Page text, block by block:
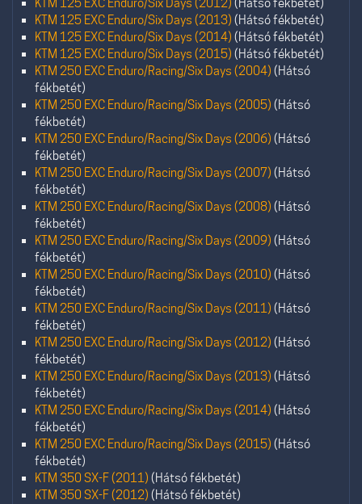
KTM 125 EXC Enduro/Six Days (2013) (Hátsó fékbetét)
KTM 125 EXC Enduro/Six Days (2014) (Hátsó fékbetét)
KTM 125 EXC Enduro/Six Days (2015) (Hátsó fékbetét)
KTM 250 EXC Enduro/Racing/Six Days (2004) (Hátsó
fékbetét)
KTM 250 EXC Enduro/Racing/Six Days (2005) (Hátsó
fékbetét)
KTM 250 EXC Enduro/Racing/Six Days (2006) (Hátsó
fékbetét)
KTM 250 EXC Enduro/Racing/Six Days (2007) (Hátsó
fékbetét)
KTM 250 EXC Enduro/Racing/Six Days (2008) (Hátsó
fékbetét)
KTM 250 EXC Enduro/Racing/Six Days (2009) (Hátsó
fékbetét)
KTM 250 EXC Enduro/Racing/Six Days (2010) (Hátsó
fékbetét)
KTM 250 EXC Enduro/Racing/Six Days (2011) (Hátsó
fékbetét)
KTM 250 EXC Enduro/Racing/Six Days (2012) (Hátsó
fékbetét)
KTM 250 EXC Enduro/Racing/Six Days (2013) (Hátsó
fékbetét)
KTM 250 EXC Enduro/Racing/Six Days (2014) (Hátsó
fékbetét)
KTM 250 EXC Enduro/Racing/Six Days (2015) (Hátsó
fékbetét)
KTM 350 SX-F (2011) (Hátsó fékbetét)
KTM 350 SX-F (2012) (Hátsó fékbetét)